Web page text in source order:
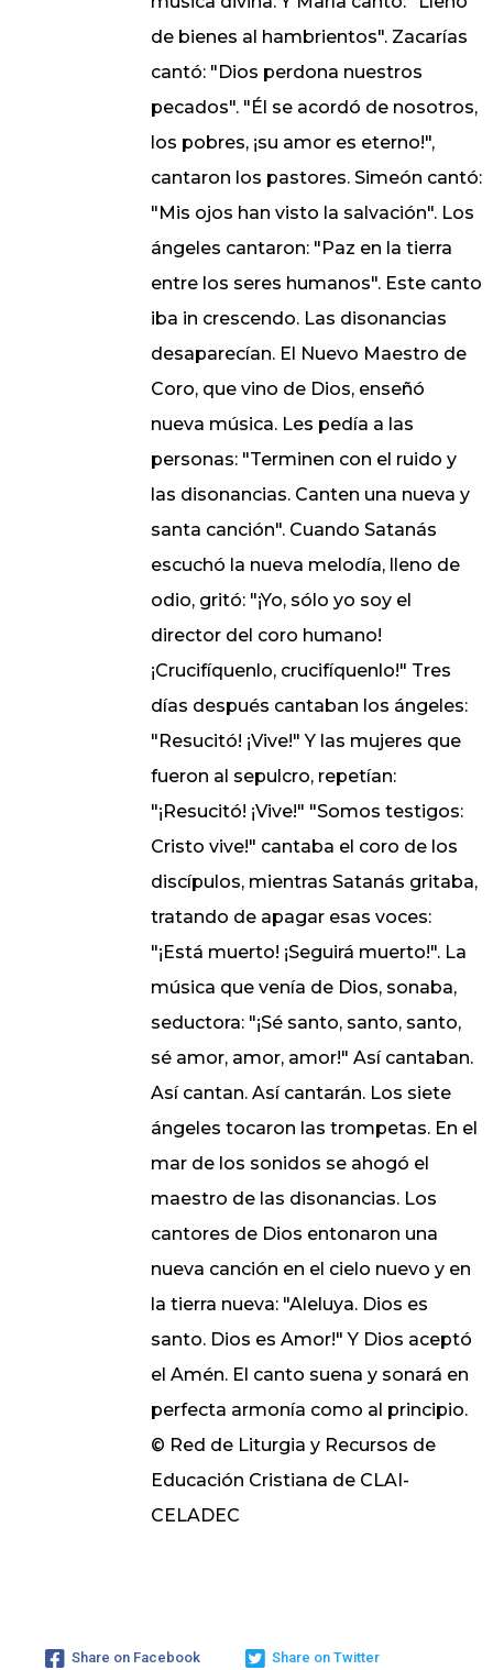
de bienes al hambrientos". Zacarías
cantó: "Dios perdona nuestros
pecados". "Él se acordó de nosotros,
los pobres, ¡su amor es eterno!",
cantaron los pastores. Simeón cantó:
"Mis ojos han visto la salvación". Los
ángeles cantaron: "Paz en la tierra
entre los seres humanos". Este canto
iba in crescendo. Las disonancias
desaparecían. El Nuevo Maestro de
Coro, que vino de Dios, enseñó
nueva música. Les pedía a las
personas: "Terminen con el ruido y
las disonancias. Canten una nueva y
santa canción". Cuando Satanás
escuchó la nueva melodía, lleno de
odio, gritó: "¡Yo, sólo yo soy el
director del coro humano!
¡Crucifíquenlo, crucifíquenlo!" Tres
días después cantaban los ángeles:
"Resucitó! ¡Vive!" Y las mujeres que
fueron al sepulcro, repetían:
"¡Resucitó! ¡Vive!" "Somos testigos:
Cristo vive!" cantaba el coro de los
discípulos, mientras Satanás gritaba,
tratando de apagar esas voces:
"¡Está muerto! ¡Seguirá muerto!". La
música que venía de Dios, sonaba,
seductora: "¡Sé santo, santo, santo,
sé amor, amor, amor!" Así cantaban.
Así cantan. Así cantarán. Los siete
ángeles tocaron las trompetas. En el
mar de los sonidos se ahogó el
maestro de las disonancias. Los
cantores de Dios entonaron una
nueva canción en el cielo nuevo y en
la tierra nueva: "Aleluya. Dios es
santo. Dios es Amor!" Y Dios aceptó
el Amén. El canto suena y sonará en
perfecta armonía como al principio.
© Red de Liturgia y Recursos de
Educación Cristiana de CLAI-
CELADEC
Share on Facebook Share on Twitter